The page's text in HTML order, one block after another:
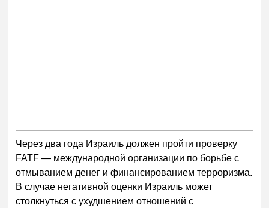
Через два года Израиль должен пройти проверку
FATF — международной организации по борьбе с
отмыванием денег и финансированием терроризма.
В случае негативной оценки Израиль может
столкнуться с ухудшением отношений с